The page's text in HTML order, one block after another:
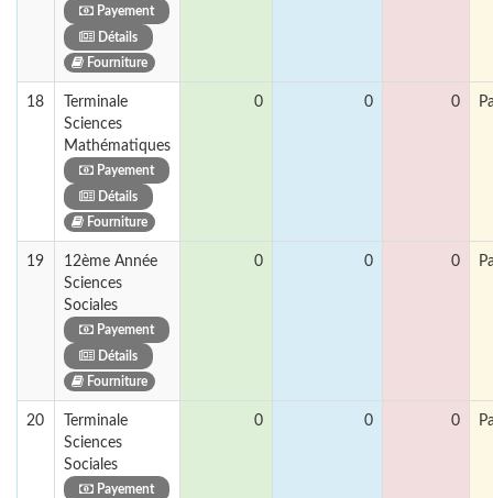
Payement
Détails
Fourniture
18
Terminale
Sciences
Mathématiques
Payement
Détails
Fourniture
0 0 0
19
12ème Année
Sciences
Sociales
Payement
Détails
Fourniture
0 0 0
20
Terminale
Sciences
Sociales
Payement
0 0 0